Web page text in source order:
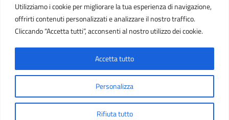
Utilizziamo i cookie per migliorare la tua esperienza di navigazione,
offrirti contenuti personalizzati e analizzare il nostro traffico.
Cliccando “Accetta tutti”, acconsenti al nostro utilizzo dei cookie.
Personalizza
Rifiuta tutto
Accetta tutto
Istituto Comprensivo di Portogruaro e Fossalta di Portogruaro- Via
Liguria 32, Portogruaro 30026 (VENEZIA)
Tel. +39 0421 273251 oppure +39 0421 273280
univoco fatturazione elettronica (CUF): UF2QG9 -
Idea e progetto di Designers Italia